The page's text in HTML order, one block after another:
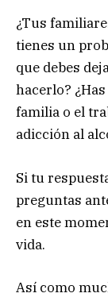
¿Tus
tienes un
que debes
hacerlo?
familia o el
adicción al
Si tu
preguntas
en este
vida.
Así como